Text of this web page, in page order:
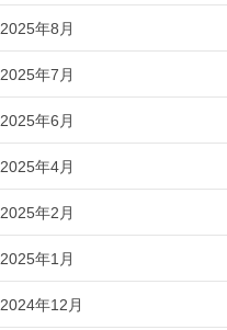
2025年8月
2025年7月
2025年6月
2025年4月
2025年2月
2025年1月
2024年12月